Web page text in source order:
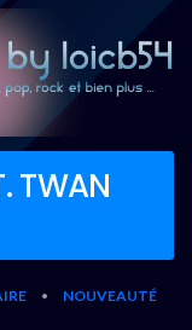
TWAN
•
NOUVEAUTÉ